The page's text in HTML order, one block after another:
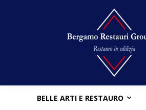
BELLE ARTI E RESTAURO